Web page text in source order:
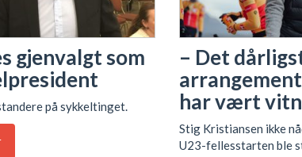
gjenvalgt som
på sykkeltinget.
– Det
har vært
Stig Kristiansen ikke
U23-fellesstarten ble